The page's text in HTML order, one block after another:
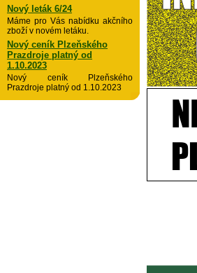
Nový leták 6/24
Máme pro Vás nabídku akčního
zboží v novém letáku.
Nový ceník Plzeňského
Prazdroje platný od
1.10.2023
Nový ceník Plzeňského
Prazdroje platný od 1.10.2023